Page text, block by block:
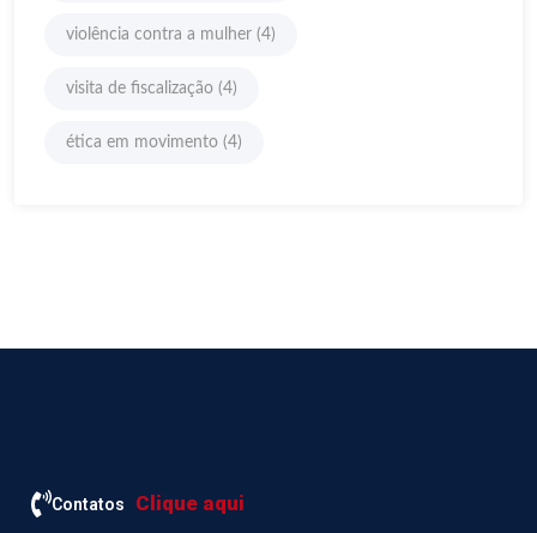
violência contra a mulher (4)
visita de fiscalização (4)
ética em movimento (4)
Contatos Clique aqui